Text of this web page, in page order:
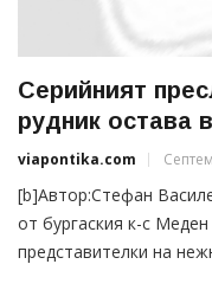
Серийният
рудник остава
viapontika.com
[b]Автор:Стефан
от бургаския к-с
представителки на